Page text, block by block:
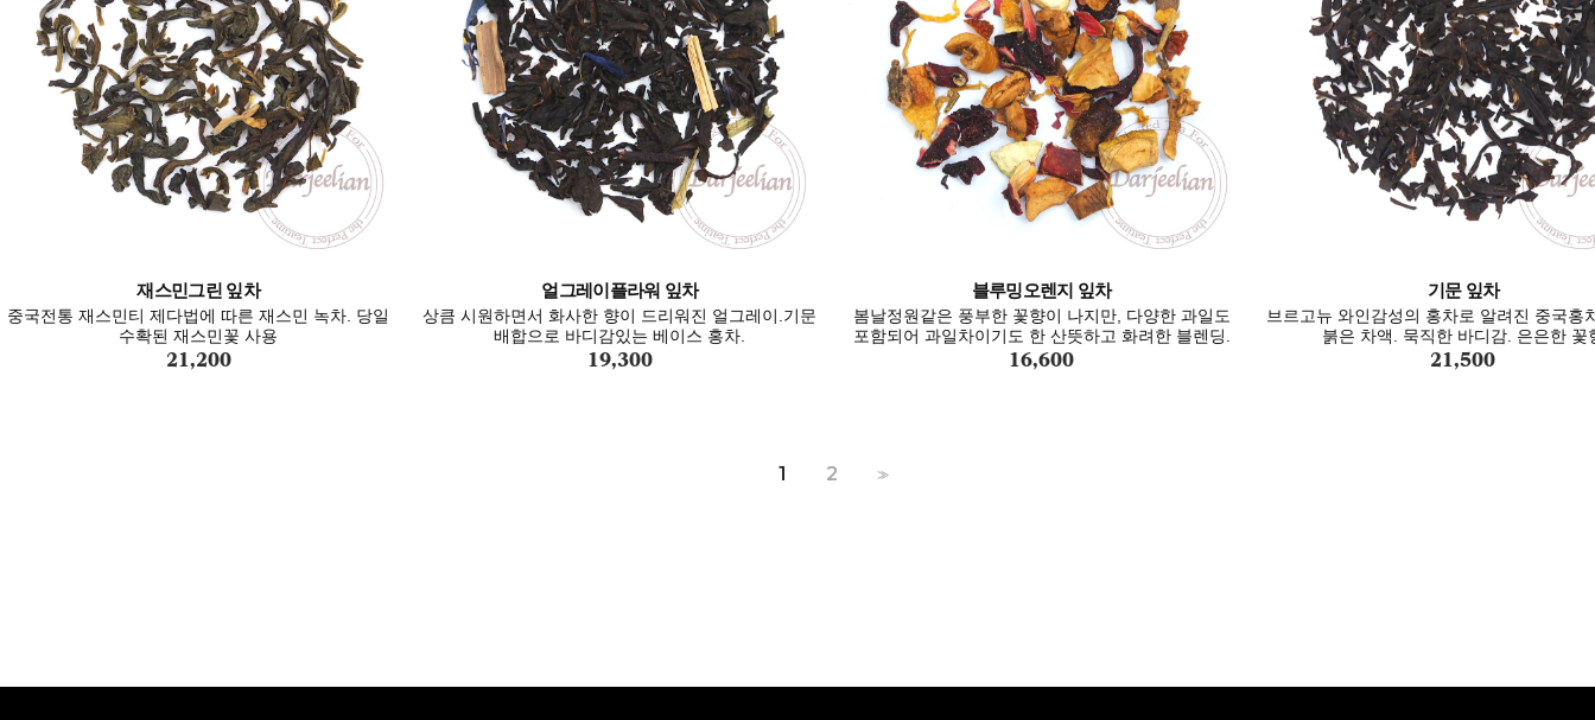
재스민그린 잎차
중국전통 재스민티 제다법에 따른 재스민 녹차. 당일
수확된 재스민꽃 사용
21,200
얼그레이플라워 잎차
상큼 시원하면서 화사한 향이 드리워진 얼그레이.기문
배합으로 바디감있는 베이스 홍차.
19,300
블루밍오렌지 잎차
봄날정원같은 풍부한 꽃향이 나지만, 다양한 과일도
포함되어 과일차이기도 한 산뜻하고 화려한 블렌딩.
16,600
기문 잎차
브르고뉴 와인감성의 홍차로 알려진 중국홍
붉은 차액. 묵직한 바디감. 은은한 꽃
21,500
1 2 >>